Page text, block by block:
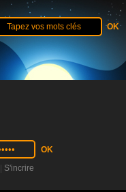
S'incrire